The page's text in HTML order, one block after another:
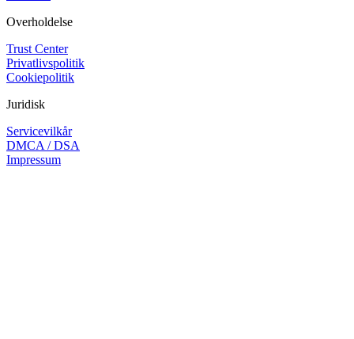
Overholdelse
Trust Center
Privatlivspolitik
Cookiepolitik
Juridisk
Servicevilkår
DMCA / DSA
Impressum